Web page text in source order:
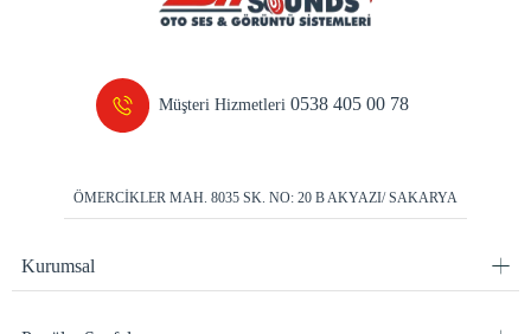
Müşteri Hizmetleri0538 405 00 78
ÖMERCİKLER MAH. 8035 SK. NO: 20 B AKYAZI/ SAKARYA
Kurumsal